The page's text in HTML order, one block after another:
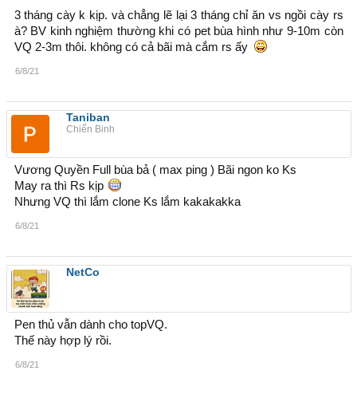
3 tháng cày k kịp. và chẳng lẽ lại 3 tháng chỉ ăn vs ngồi cày rs
à? BV kinh nghiệm thường khi có pet bùa hình như 9-10m còn
VQ 2-3m thôi. không có cả bãi mà cắm rs ấy
6/8/21
Taniban
Chiến Binh
Vương Quyền Full bùa bả ( max ping ) Bãi ngon ko Ks
May ra thì Rs kịp
Nhưng VQ thì lắm clone Ks lắm kakakakka
6/8/21
NetCo
Pen thủ vẫn dành cho topVQ.
Thế này hợp lý rồi.
6/8/21